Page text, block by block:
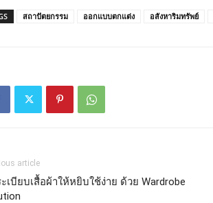
สถาปัตยกรรม ออกแบบตกแต่ง อสังหาริมทรัพย์
article
เบียบเสื้อผ้าให้หยิบใช้ง่าย ด้วย Wardrobe